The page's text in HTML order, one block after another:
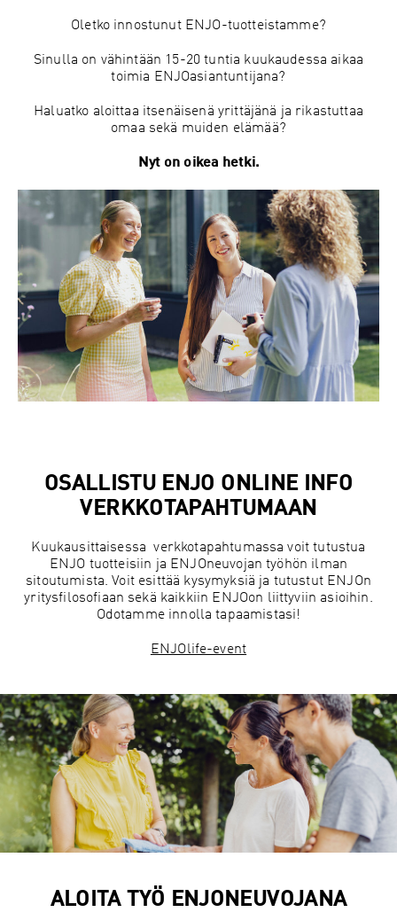
Oletko innostunut ENJO-tuotteistamme?
Sinulla on vähintään 15-20 tuntia kuukaudessa aikaa
toimia ENJOasiantuntijana?
Haluatko aloittaa itsenäisenä yrittäjänä ja rikastuttaa
omaa sekä muiden elämää?
Nyt on oikea hetki.
OSALLISTU ENJO ONLINE INFO
VERKKOTAPAHTUMAAN
Kuukausittaisessa verkkotapahtumassa voit tutustua
ENJO tuotteisiin ja ENJOneuvojan työhön ilman
sitoutumista. Voit esittää kysymyksiä ja tutustut ENJOn
yritysfilosofiaan sekä kaikkiin ENJOon liittyviin asioihin.
Odotamme innolla tapaamistasi!
ENJOlife-event
ALOITA TYÖ ENJONEUVOJANA